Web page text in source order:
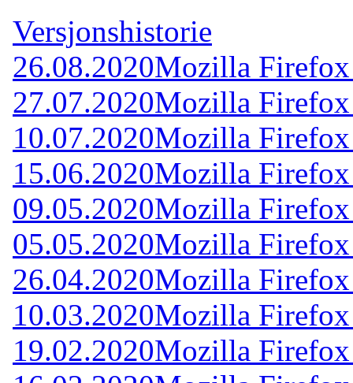
Versjonshistorie
26.08.2020Mozilla
27.07.2020Mozilla
10.07.2020Mozilla
15.06.2020Mozilla
09.05.2020Mozilla
05.05.2020Mozilla
26.04.2020Mozilla
10.03.2020Mozilla
19.02.2020Mozilla